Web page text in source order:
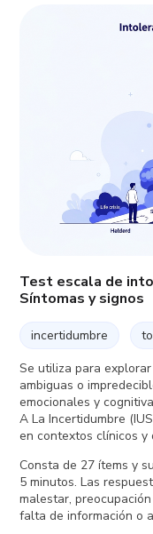
Test escala de
Síntomas y signos
incertidumbre
Se utiliza para
ambiguas o
emocionales y
A La Incertidumbre
en contextos clínicos y
Consta de 27 ítems y
5 minutos. Las
malestar,
falta de información o